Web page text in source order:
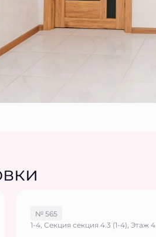
№ 565
1-4, Секция секция 4.3 (1-4), Этаж 4